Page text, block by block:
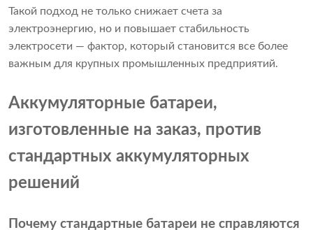
Такой подход не только снижает счета за
электроэнергию, но и повышает стабильность
электросети — фактор, который становится все более
важным для крупных промышленных предприятий.
Аккумуляторные батареи,
изготовленные на заказ, против
стандартных аккумуляторных
решений
Почему стандартные батареи не справляются